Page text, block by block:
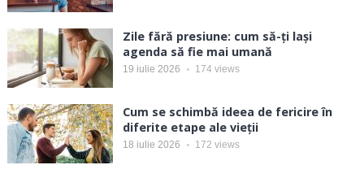
Zile fără presiune: cum să-ți lași
agenda să fie mai umană
19 iulie 2026 174 views
Cum se schimbă ideea de fericire în
diferite etape ale vieții
18 iulie 2026 172 views